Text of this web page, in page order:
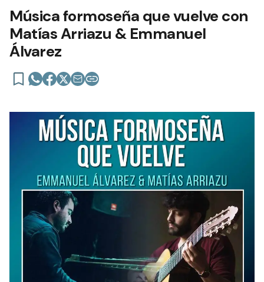
Música formoseña que vuelve con
Matías Arriazu & Emmanuel
Álvarez